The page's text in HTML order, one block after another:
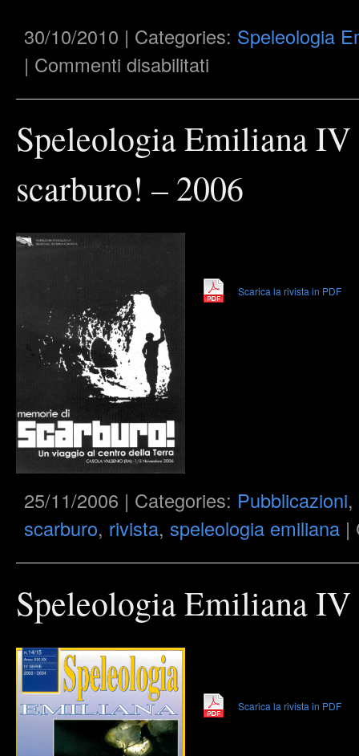
30/10/2010 | Categories: Speleologia
| Commenti disabilitati
1
–
Speleologia Emiliana
scarburo! – 2006
Scarica la rivista in PDF
25/11/2006 | Categories: Pubblicazioni,
scarburo, rivista, speleologia emiliana |
Speleologia Emiliana IV
Scarica la rivista in PDF